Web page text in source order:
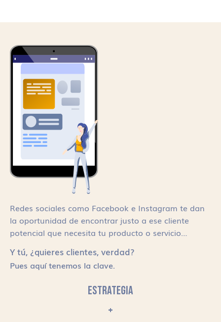
Redes sociales como Facebook e Instagram te dan
la oportunidad de encontrar justo a ese cliente
potencial que necesita tu producto o servicio…
Y tú, ¿quieres clientes, verdad?
Pues aquí tenemos la clave.
ESTRATEGIA
+